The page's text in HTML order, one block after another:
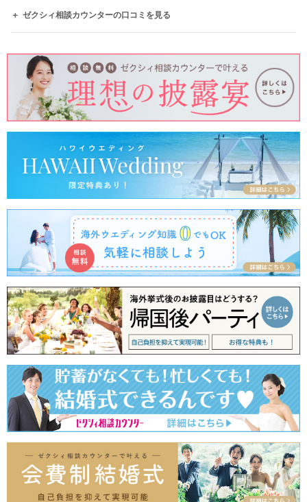
ゼクシィ相談カウンターの口コミを見る